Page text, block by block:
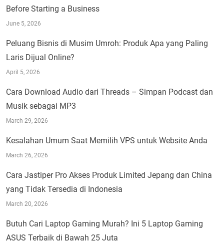
Before Starting a Business
June 5, 2026
Peluang Bisnis di Musim Umroh: Produk Apa yang Paling
Laris Dijual Online?
April 5, 2026
Cara Download Audio dari Threads – Simpan Podcast dan
Musik sebagai MP3
March 29, 2026
Kesalahan Umum Saat Memilih VPS untuk Website Anda
March 26, 2026
Cara Jastiper Pro Akses Produk Limited Jepang dan China
yang Tidak Tersedia di Indonesia
March 20, 2026
Butuh Cari Laptop Gaming Murah? Ini 5 Laptop Gaming
ASUS Terbaik di Bawah 25 Juta